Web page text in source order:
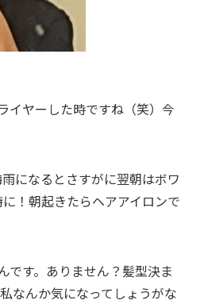
イヤーした時ですね（笑）今
になるとさすがに翌朝はボワ
！朝起きたらヘアアイロンで
です。ありません？髪型決ま
なんか気になってしょうがな